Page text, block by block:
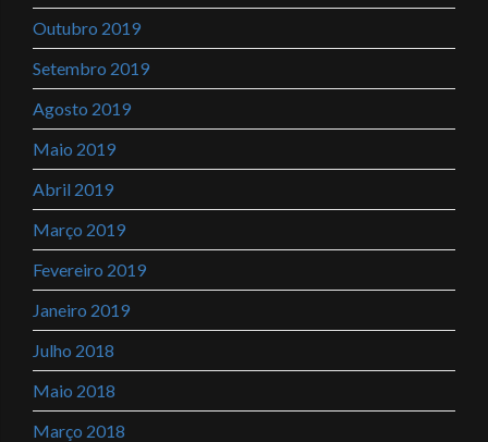
Outubro 2019
Setembro 2019
Agosto 2019
Maio 2019
Abril 2019
Março 2019
Fevereiro 2019
Janeiro 2019
Julho 2018
Maio 2018
Março 2018